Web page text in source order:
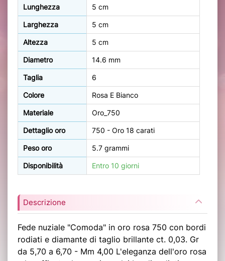
Lunghezza 5 cm
Larghezza 5 cm
Altezza 5 cm
Diametro 14.6 mm
Taglia 6
Colore Rosa E Bianco
Materiale Oro_750
Dettaglio oro 750 - Oro 18 carati
Peso oro 5.7 grammi
Disponibilità Entro 10 giorni
Descrizione
Fede nuziale "Comoda" in oro rosa 750 con bordi
rodiati e diamante di taglio brillante ct. 0,03. Gr
da 5,70 a 6,70 - Mm 4,00 L'eleganza dell'oro rosa